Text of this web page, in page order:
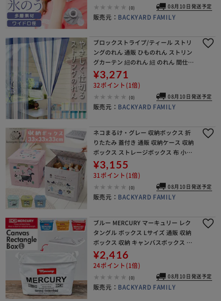
(0) 08月10日発送予定
販売元： BACKYARD FAMILY
ブロックストライプ/ティール ストリ
ングのれん 通販 ひものれん ストリン
グカーテン 紐のれん 紐 のれん 間仕切
り カーテン 目隠し 暖簾 トモコーポレ
ーション インテリア リビング 寝室 北
¥3,271
32ポイント(1倍)
(0) 08月10日発送予定
販売元： BACKYARD FAMILY
ネコまるけ・グレー 収納ボックス 折
りたたみ 蓋付き 通販 収納ケース 収納
ボックス ストレージボックス 布 小物
整理 衣類 書類 クスグルジャパン Kusu
guru Japan ふた付き ふたつ
¥3,155
31ポイント(1倍)
(0) 08月10日発送予定
販売元： BACKYARD FAMILY
ブルー MERCURY マーキュリー レク
タングル ボックス Lサイズ 通販 収納
ボックス 収納 キャンバスボックス キ
ャンバスBOX 整理整頓 BOX キャンバ
ス キャンバス生地 キーストーン 工具
¥2,416
24ポイント(1倍)
(0) 08月10日発送予定
販売元： BACKYARD FAMILY